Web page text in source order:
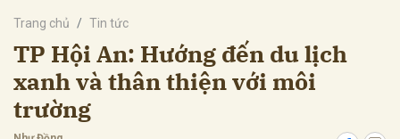
Trang chủ Tin tức
TP Hội An: Hướng đến du lịch
xanh và thân thiện với môi
trường